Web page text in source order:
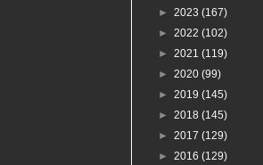
► 2023 (167)
► 2022 (102)
► 2021 (119)
► 2020 (99)
► 2019 (145)
► 2018 (145)
► 2017 (129)
► 2016 (129)